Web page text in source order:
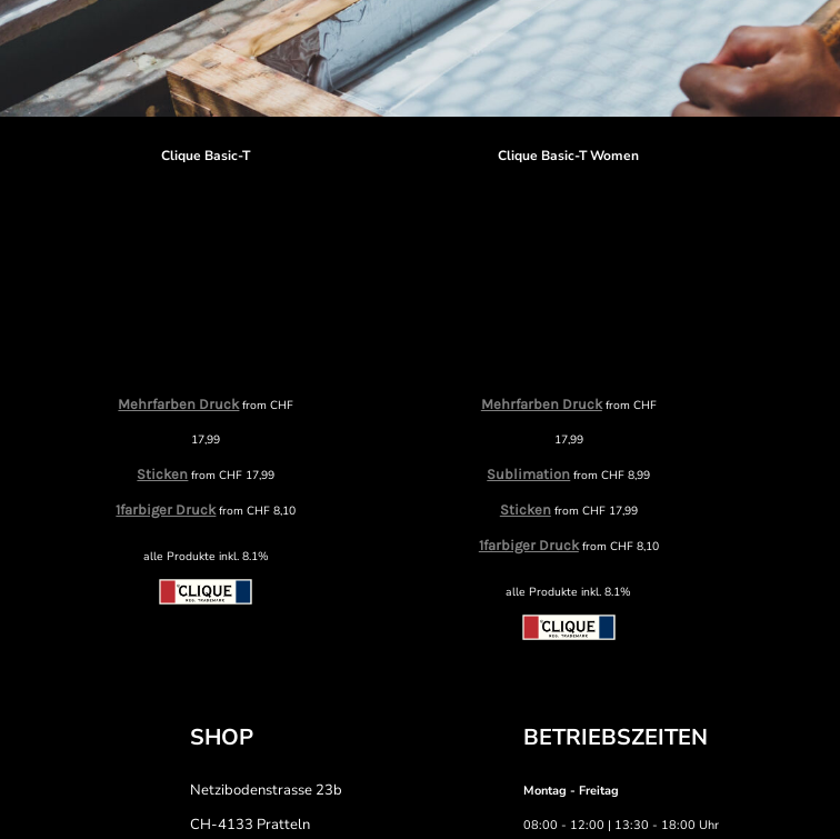
Clique Basic-T
Mehrfarben DruckfromCHF
17,99
Sticken fromCHF 17,99
1farbiger DruckfromCHF 8,10
alle Produkte inkl. 8.1%
Clique Basic-T Women
Mehrfarben Druckfrom CHF
17,99
Sublimation fromCHF 8,99
Stickenfrom CHF17,99
1farbiger Druckfrom CHF8,10
alle Produkte inkl. 8.1%
SHOP
Netzibodenstrasse 23b
CH-4133 Pratteln
BETRIEBSZEITEN
Montag - Freitag
08:00 - 12:00 | 13:30 - 18:00 Uhr